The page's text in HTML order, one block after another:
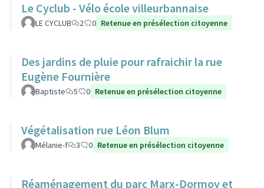
Le Cyclub - Vélo école villeurbannaise
LE CYCLUB 2 0 Retenue en présélection citoyenne
Des jardins de pluie pour rafraichir la rue
Eugène Fournière
Baptiste 5 0 Retenue en présélection citoyenne
Végétalisation rue Léon Blum
Mélanie-f 3 0 Retenue en présélection citoyenne
Réaménagement du parc Marx-Dormoy et